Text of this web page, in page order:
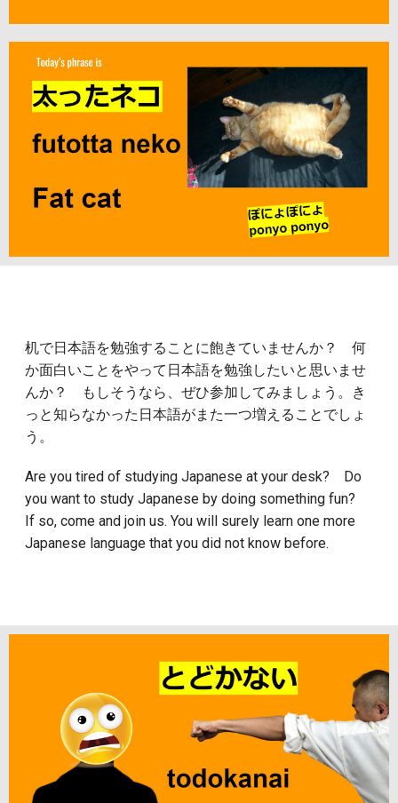
机で日本語を勉強することに飽きていませんか？ 何
か面白いことをやって日本語を勉強したいと思いませ
んか？ もしそうなら、ぜひ参加してみましょう。き
っと知らなかった日本語がまた一つ増えることでしょ
う。
Are you tired of studying Japanese at your desk? Do
you want to study Japanese by doing something fun?
If so, come and join us. You will surely learn one more
Japanese language that you did not know before.